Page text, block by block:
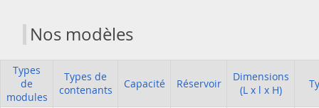
Nos modèles
Types
de
modules
Types de
contenants
Capacité Réservoir
Dimensions
(L x l x H)